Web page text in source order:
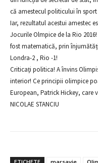
că amestecul politicului în
Iar, rezultatul acestui amestec
Jocurile Olmpice de la Rio
fost matematică, prin
Londra-2 , Rio -1!
Criticaţi politica! A învins
interior! Ce principii olimpice
European, Patrick Hickey, care
NICOLAE STANCIU